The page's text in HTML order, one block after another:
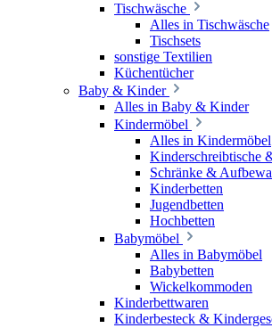
Tischwäsche
Alles in Tischwäsche
Tischsets
sonstige Textilien
Küchentücher
Baby & Kinder
Alles in Baby & Kinder
Kindermöbel
Alles in Kindermöbel
Kinderschreibtische
Schränke &
Kinderbetten
Jugendbetten
Hochbetten
Babymöbel
Alles in Babymöbel
Babybetten
Wickelkommoden
Kinderbettwaren
Kinderbesteck &